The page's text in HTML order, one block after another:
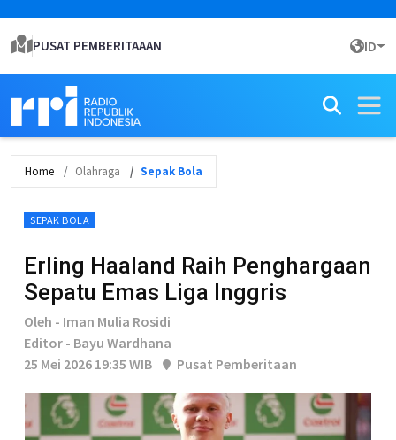
PUSAT PEMBERITAAAN ID
Home Olahraga Sepak Bola
SEPAK BOLA
Erling Haaland Raih Penghargaan
Sepatu Emas Liga Inggris
Oleh - Iman Mulia Rosidi
Editor - Bayu Wardhana
25 Mei 2026 19:35 WIB
Pusat Pemberitaan